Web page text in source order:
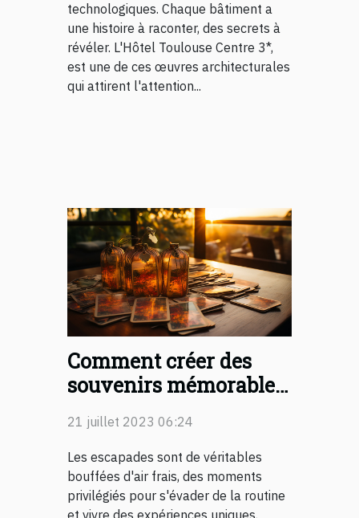
technologiques. Chaque bâtiment a
une histoire à raconter, des secrets à
révéler. L'Hôtel Toulouse Centre 3*,
est une de ces œuvres architecturales
qui attirent l'attention...
Comment créer des
souvenirs mémorables
lors de vos escapades ?
21 juillet 2023 06:24
Les escapades sont de véritables
bouffées d'air frais, des moments
privilégiés pour s'évader de la routine